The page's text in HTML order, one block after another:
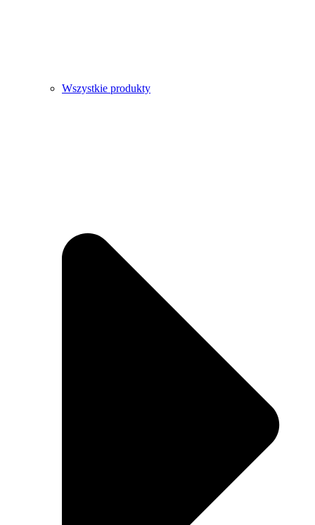
Wszystkie produkty